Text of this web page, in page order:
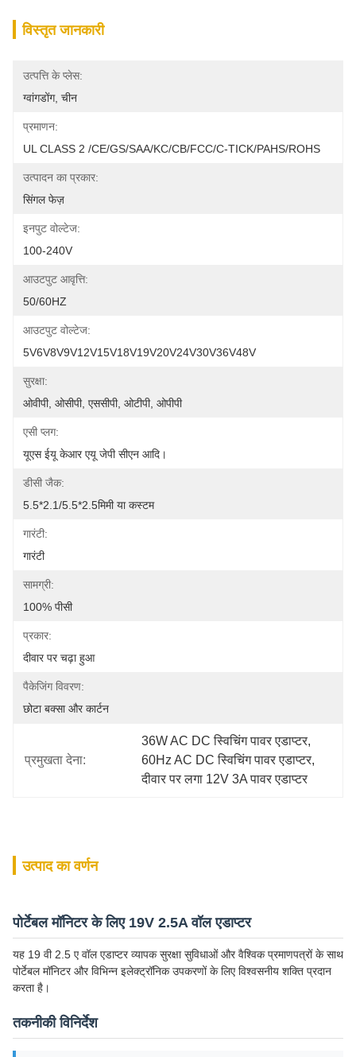
विस्तृत जानकारी
उत्पत्ति के प्लेस:
ग्वांगडोंग, चीन
प्रमाणन:
UL CLASS 2 /CE/GS/SAA/KC/CB/FCC/C-TICK/PAHS/ROHS
उत्पादन का प्रकार:
सिंगल फेज़
इनपुट वोल्टेज:
100-240V
आउटपुट आवृत्ति:
50/60HZ
आउटपुट वोल्टेज:
5V6V8V9V12V15V18V19V20V24V30V36V48V
सुरक्षा:
ओवीपी, ओसीपी, एससीपी, ओटीपी, ओपीपी
एसी प्लग:
यूएस ईयू केआर एयू जेपी सीएन आदि।
डीसी जैक:
5.5*2.1/5.5*2.5मिमी या कस्टम
गारंटी:
गारंटी
सामग्री:
100% पीसी
प्रकार:
दीवार पर चढ़ा हुआ
पैकेजिंग विवरण:
छोटा बक्सा और कार्टन
प्रमुखता देना:
36W AC DC स्विचिंग पावर एडाप्टर,
60Hz AC DC स्विचिंग पावर एडाप्टर,
दीवार पर लगा 12V 3A पावर एडाप्टर
उत्पाद का वर्णन
पोर्टेबल मॉनिटर के लिए 19V 2.5A वॉल एडाप्टर
यह 19 वी 2.5 ए वॉल एडाप्टर व्यापक सुरक्षा सुविधाओं और वैश्विक प्रमाणपत्रों के साथ
पोर्टेबल मॉनिटर और विभिन्न इलेक्ट्रॉनिक उपकरणों के लिए विश्वसनीय शक्ति प्रदान
करता है।
तकनीकी विनिर्देश